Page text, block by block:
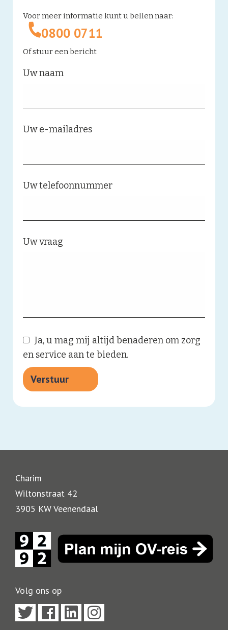
Voor meer informatie kunt u bellen naar:
0800 0711
Of stuur een bericht
Uw naam
Uw e-mailadres
Uw telefoonnummer
Uw vraag
Ja, u mag mij altijd benaderen om zorg
en service aan te bieden.
Charim
Wiltonstraat 42
3905 KW Veenendaal
Volg ons op